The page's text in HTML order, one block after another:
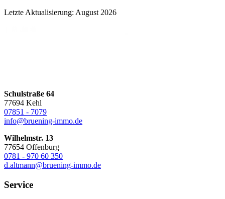
Letzte Aktualisierung: August 2026
Schulstraße 64
77694 Kehl
07851 - 7079
info@bruening-immo.de
Wilhelmstr. 13
77654 Offenburg
0781 - 970 60 350
d.altmann@bruening-immo.de
Service